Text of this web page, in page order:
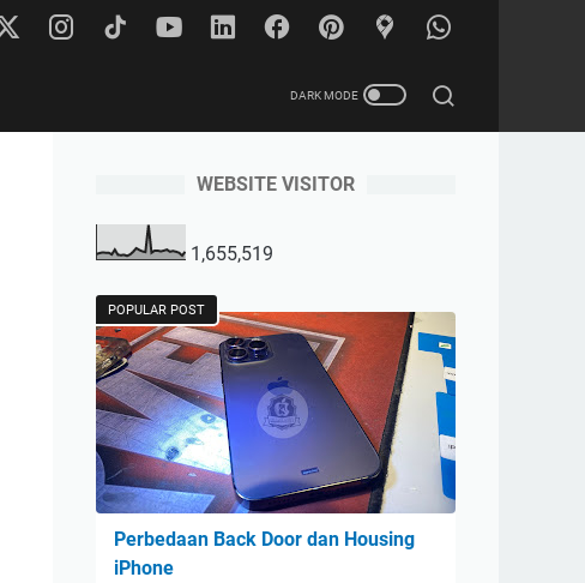
WEBSITE VISITOR
1,655,519
POPULAR POST
Perbedaan Back Door dan Housing
iPhone